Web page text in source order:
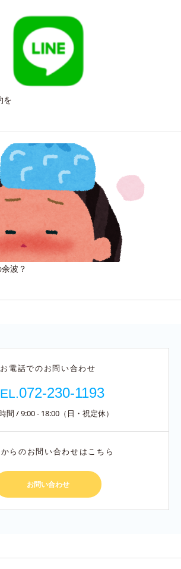
を
波？
お電話でのお問い合わせ
072-230-1193
間 / 9:00 - 18:00（日・祝定休）
らのお問い合わせはこちら
お問い合わせ